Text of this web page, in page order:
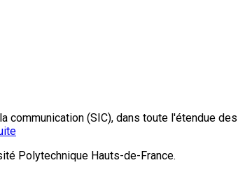
(SIC), dans toute l'étendue
Polytechnique Hauts-de-France.